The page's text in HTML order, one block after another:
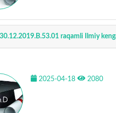
raqamli Ilmiy
2025-04-18 2080